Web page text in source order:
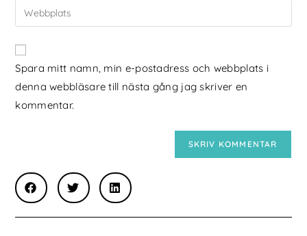
Spara mitt namn, min e-postadress och webbplats i
denna webbläsare till nästa gång jag skriver en
kommentar.